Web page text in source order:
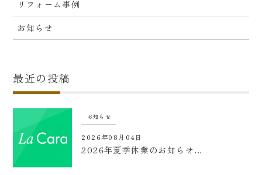
リフォーム事例
お知らせ
最近の投稿
お知らせ
2026年08月04日
2026年夏季休業のお知らせ…